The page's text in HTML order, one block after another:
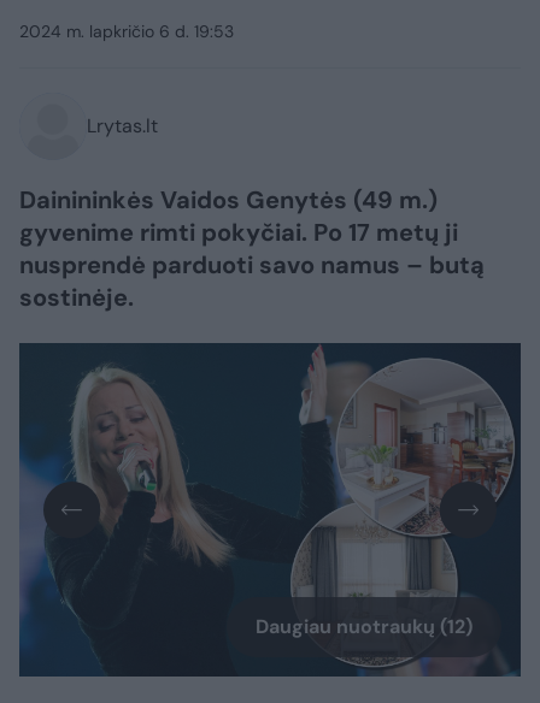
2024 m. lapkričio 6 d. 19:53
Lrytas.lt
Dainininkės Vaidos Genytės (49 m.)
gyvenime rimti pokyčiai. Po 17 metų ji
nusprendė parduoti savo namus – butą
sostinėje.
Daugiau nuotraukų (12)